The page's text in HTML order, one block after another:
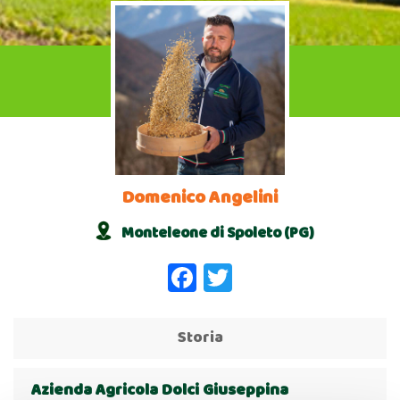
Domenico Angelini
Monteleone di Spoleto (PG)
Facebook
Storia
Azienda Agricola Dolci Giuseppina